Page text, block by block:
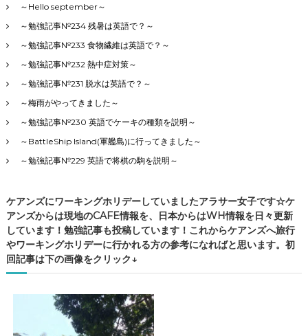
～Hello september～
～勉強記事№234 残暑は英語で？～
～勉強記事№233 食物繊維は英語で？～
～勉強記事№232 熱中症対策～
～勉強記事№231 脱水は英語で？～
～梅雨がやってきました～
～勉強記事№230 英語でケーキの種類を説明～
～BattleShip Island(軍艦島)に行ってきました～
～勉強記事№229 英語で将棋の駒を説明～
ケアンズにワーキングホリデーしていましたアラサー女子です☆ケ
アンズからは現地のCAFE情報を、日本からはWH情報を日々更新
しています！勉強記事も投稿しています！これからケアンズへ旅行
やワーキングホリデーに行かれる方の参考になればと思います。初
回記事は下の画像をクリック↓